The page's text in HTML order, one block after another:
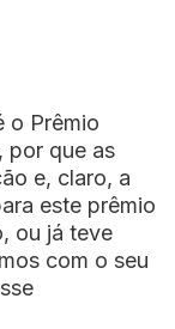
o Prêmio
por que as
e, claro, a
este prêmio
ou já teve
com o seu